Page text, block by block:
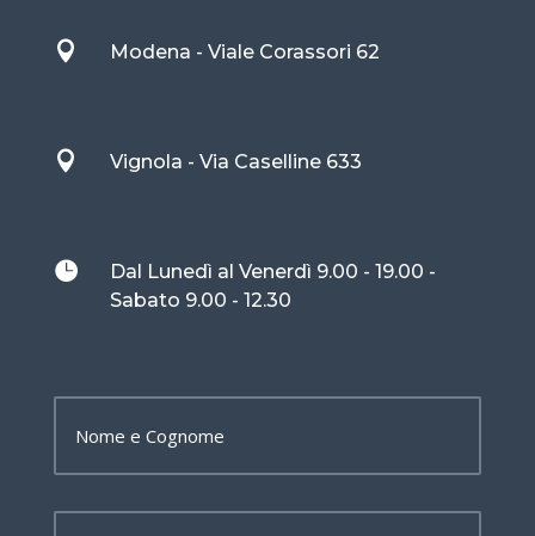
 Modena - Viale Corassori 62
 Vignola - Via Caselline 633

Dal Lunedì al Venerdì 9.00 - 19.00 -
Sabato 9.00 - 12.30